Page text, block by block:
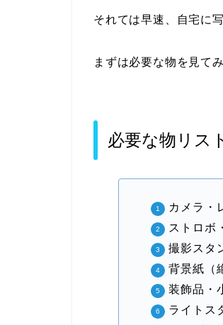
それては早速、自宅に
まずは必要な物を見て
必要な物リス
カメラ・
ストロボ
撮影スタ
背景紙（
装飾品・
ライトス